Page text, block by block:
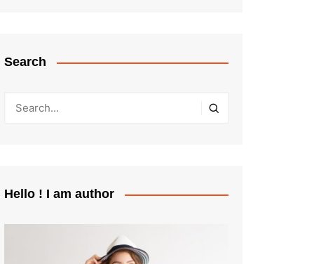
Search
Hello ! I am author